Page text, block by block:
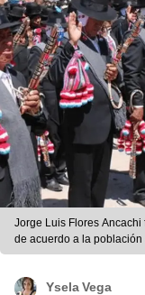
Jorge Luis Flores
de acuerdo a la
Ysela Vega